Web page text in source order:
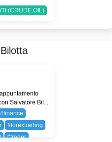
(CRUDE OIL)
Salvatore Bil...
#finance
#forextrading
#trader